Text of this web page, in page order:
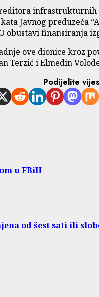
infrastrukturnih
Javnog preduzeća
obustavi finansiranja
ove dionice kroz
Terzić i Elmedin
Podijelite
u FBiH
od šest sati ili